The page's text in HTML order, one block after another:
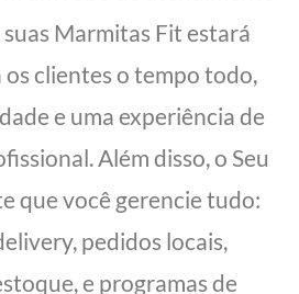
Marmitas Fit estará
clientes o tempo todo,
e uma experiência de
Além disso, o Seu
que você gerencie tudo:
pedidos locais,
e programas de